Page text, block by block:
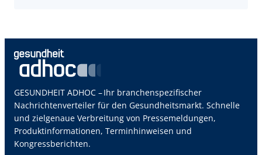
GESUNDHEIT ADHOC – Ihr branchenspezifischer
Nachrichtenverteiler für den Gesundheitsmarkt. Schnelle
und zielgenaue Verbreitung von Pressemeldungen,
Produktinformationen, Terminhinweisen und
Kongressberichten.